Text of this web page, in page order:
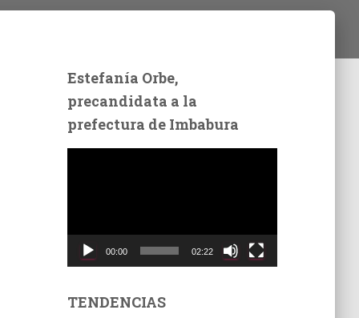
Estefanía Orbe,
precandidata a la
prefectura de Imbabura
t
00:00 02:22
TENDENCIAS